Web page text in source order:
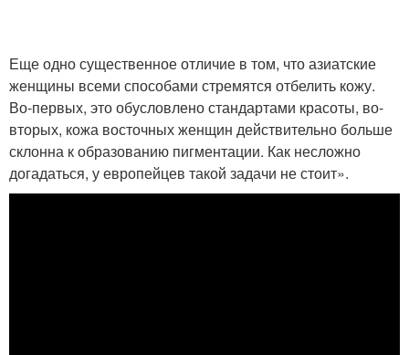
Еще одно существенное отличие в том, что азиатские
женщины всеми способами стремятся отбелить кожу.
Во-первых, это обусловлено стандартами красоты, во-
вторых, кожа восточных женщин действительно больше
склонна к образованию пигментации. Как несложно
догадаться, у европейцев такой задачи не стоит».